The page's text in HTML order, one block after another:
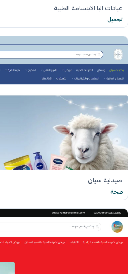
عيادات البا الابتسامة الطبية
تجميل
صيدلية سيان
صحة